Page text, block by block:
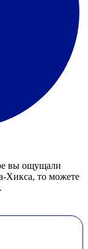
вы ощущали
Хикса, то можете